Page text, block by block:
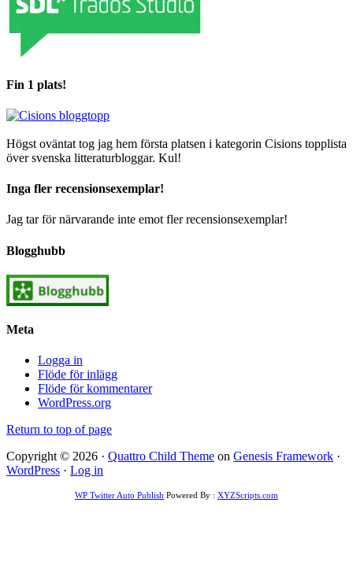
Fin 1 plats!
Högst oväntat tog jag hem första platsen i kategorin Cisions topplista
över svenska litteraturbloggar. Kul!
Inga fler recensionsexemplar!
Jag tar för närvarande inte emot fler recensionsexemplar!
Blogghubb
Meta
Logga in
Flöde för inlägg
Flöde för kommentarer
WordPress.org
Return to top of page
Copyright © 2026 · Quattro Child Theme on Genesis Framework ·
WordPress · Log in
WP Twitter Auto Publish Powered By : XYZScripts.com